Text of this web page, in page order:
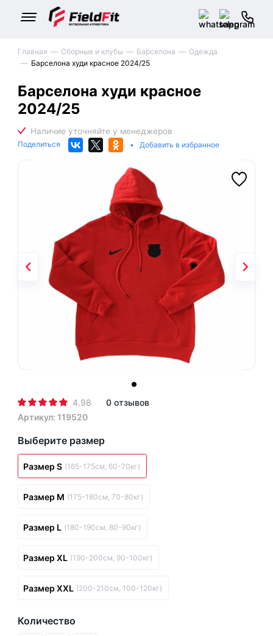
Главная Сборные и клубы Барселона
Одежда
Барселона худи красное 2024/25
Барселона худи красное
2024/25
Поделиться • Добавить в избранное
4.98
0 отзывов
Артикул: 119520
Выберите размер
Размер S (165-175см, 60-70кг)
Размер M (175-180см, 70-80кг)
Размер L (180-190см, 80-90кг)
Размер XL (190-200см, 90-100кг)
Размер XXL (200-210см, 100-120кг)
Количество